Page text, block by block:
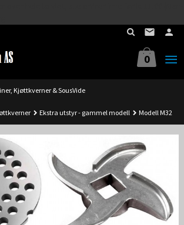
0
Kjøttkverner & SousVide
Ekstra utstyr - gammel modell Modell M32